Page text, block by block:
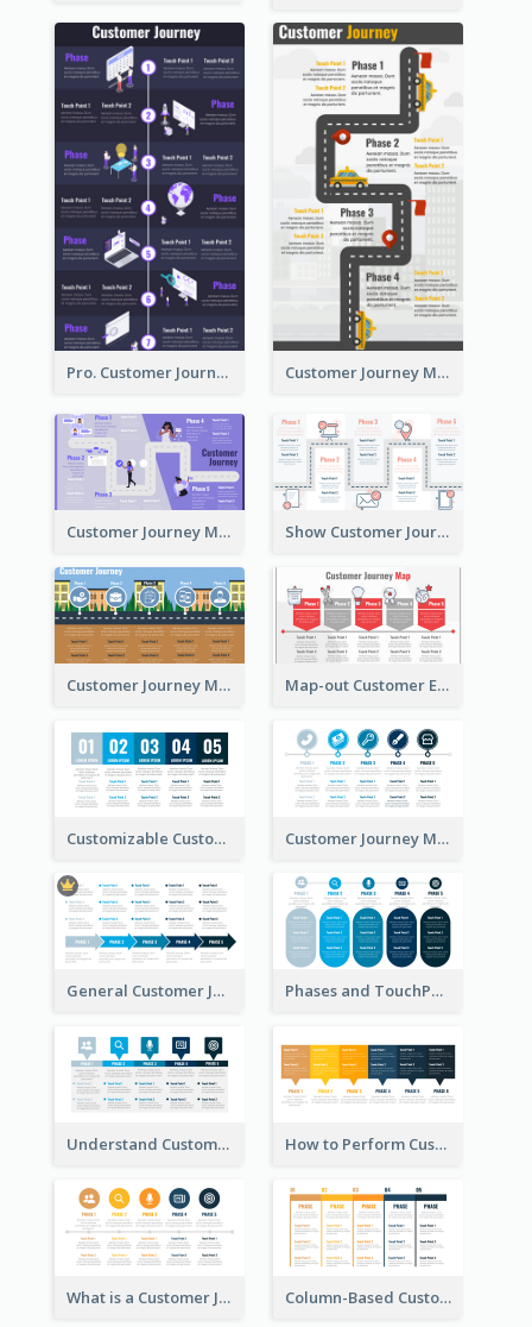
Pro. Customer Journey Map Template Customer Journey Map Template with Paths
Customer Journey Map in 5 Phases Show Customer Journey with CJM
Customer Journey Map for Real Estate Map-out Customer Experience with CJM Template
Customizable Customer Journey Map Template Customer Journey Map Template with Icons
General Customer Journey Map Template Phases and TouchPoints in a Customer Journey Map
Understand Customer Journey Map How to Perform Customer Journey Mapping?
What is a Customer Journey Map? Column-Based Customer Journey Map Template